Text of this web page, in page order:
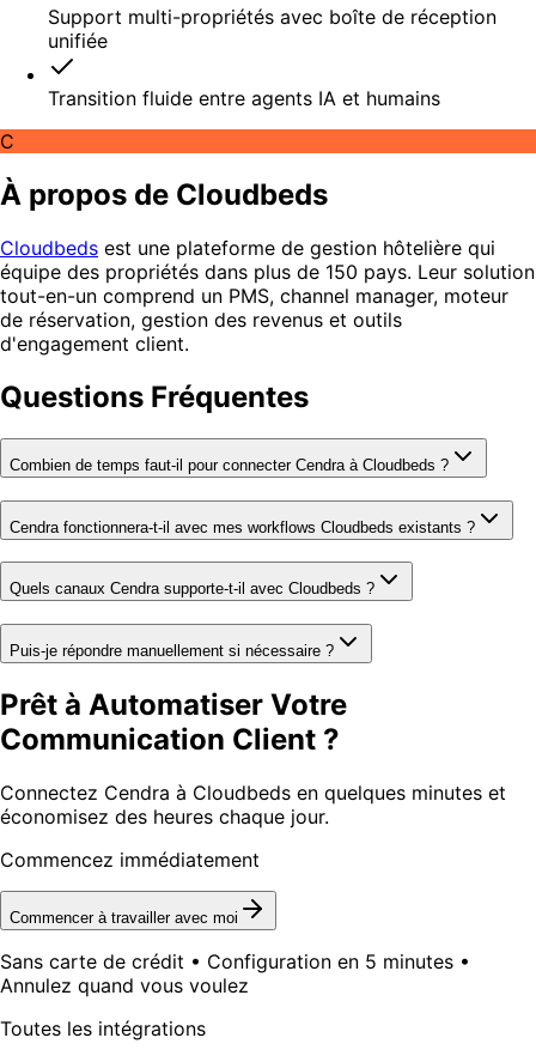
Support multi-propriétés avec boîte de réception
unifiée
Transition fluide entre agents IA et humains
C
À propos de Cloudbeds
Cloudbeds est une plateforme de gestion hôtelière qui
équipe des propriétés dans plus de 150 pays. Leur solution
tout-en-un comprend un PMS, channel manager, moteur
de réservation, gestion des revenus et outils
d'engagement client.
Questions Fréquentes
Combien de temps faut-il pour connecter Cendra à Cloudbeds ?
Cendra fonctionnera-t-il avec mes workflows Cloudbeds existants ?
Quels canaux Cendra supporte-t-il avec Cloudbeds ?
Puis-je répondre manuellement si nécessaire ?
Prêt à Automatiser Votre
Communication Client ?
Connectez Cendra à Cloudbeds en quelques minutes et
économisez des heures chaque jour.
Commencez immédiatement
Commencer à travailler avec moi
Sans carte de crédit • Configuration en 5 minutes •
Annulez quand vous voulez
Toutes les intégrations